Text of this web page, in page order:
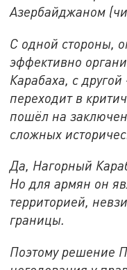
Азербайджаном
С одной стороны,
эффективно
Карабаха, с
переходит в
пошёл на
сложных
Да, Нагорный
Но для армян он
территорией,
границы.
Поэтому решение